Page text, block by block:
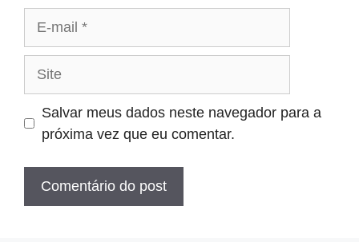
Salvar meus dados neste navegador para a
próxima vez que eu comentar.